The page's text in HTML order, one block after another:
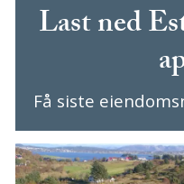
Last ned
Få siste